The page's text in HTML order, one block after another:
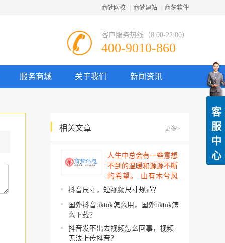
商梦网校 商梦建站 商梦软件
客户服务热线（8:00-22:00）
400-9010-860
服务商城 关于我们 新闻资讯
相关文章 更多>
人生中总会有一些意想
不到的温暖和源源不断
的希望。 山有木兮风
吹过，你的心思我都明
你。 你建起…
抖音尺寸，短视频尺寸规范？
国外抖音tiktok怎么用，国外tiktok怎
么下载？
抖音发不出去视频怎么回事，视频
无法上传抖音？
客
服
中
心